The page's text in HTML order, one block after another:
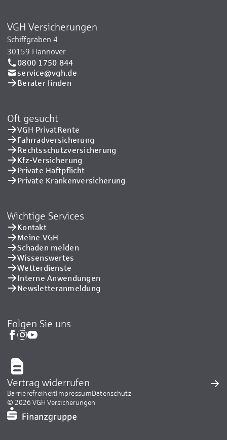
VGH Versicherungen
Schiffgraben 4
30159 Hannover
0800 1750 844
service@vgh.de
Berater finden
Oft gesucht
VGH PrivatRente
Fahrradversicherung
Rechtsschutzversicherung
Kfz-Versicherung
Private Haftpflicht
Private Kranken­versicherung
Wichtige Services
Kontakt
Meine VGH
Schaden melden
Wissenswertes
Wetterdienste
Interne Anwendungen
Newsletteranmeldung
Folgen Sie uns
Vertrag widerrufen
BarrierefreiheitImpressumDatenschutz
© 2026 VGH Versicherungen